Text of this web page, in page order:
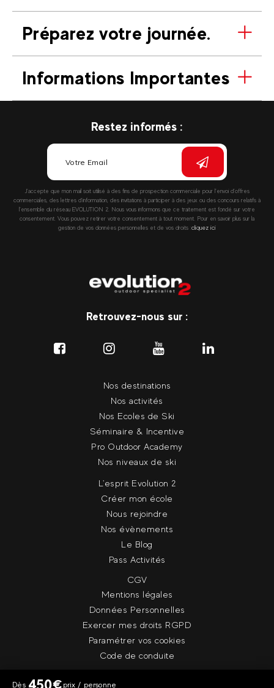
Préparez votre journée.
Informations Importantes
Dès € prix / personne
Restez informés :
J’accepte que mon mail soit utilisé à des fins de prospection commerciale pour l’envoi d’offres
commerciales, des lettres d’information, des invitations à participer à des jeux ou des concours relatifs à
l’ensemble du réseau EVOLUTION 2. Nous vous informons que ce traitement est fondé sur votre
consentement. Vous pouvez retirer votre consentement à tout moment. Pour en savoir plus sur la
gestion de vos données personnelles et de vos droits :cliquez ici
Retrouvez-nous sur :
Nos destinations
Nos activités
Nos Ecoles de Ski
Séminaire & Incentive
Pro Outdoor Academy
Nos niveaux de ski
L'esprit Evolution 2
Créer mon école
Nous rejoindre
Nos évènements
Le Blog
Pass Activités
CGV
Mentions légales
Données Personnelles
Exercer mes droits RGPD
Paramétrer vos cookies
Code de conduite